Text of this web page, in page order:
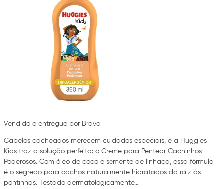
Vendido e entregue por Brava
Cabelos cacheados merecem cuidados especiais, e a Huggies
Kids traz a solução perfeita: o Creme para Pentear Cachinhos
Poderosos. Com óleo de coco e semente de linhaça, essa fórmula
é o segredo para cachos naturalmente hidratados da raiz às
pontinhas. Testado dermatologicamente…